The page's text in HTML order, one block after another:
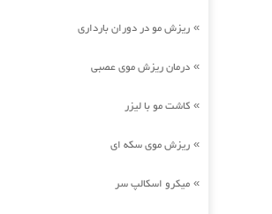
» ریزش مو در دوران بارداری
» درمان ریزش موی عصبی
» کاشت مو با لیزر
» ریزش موی سکه ای
» میکرو اسکالپ سر